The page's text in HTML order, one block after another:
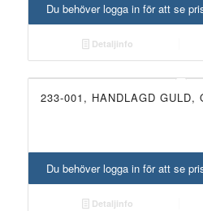
Du behöver logga in för att se
Detaljinfo
233-001, HANDLAGD GULD,
Du behöver logga in för att se
Detaljinfo